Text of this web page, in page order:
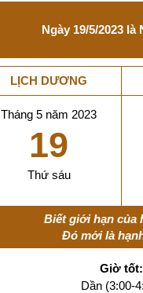
Ngày 19/5/2023 là
LỊCH DƯƠNG
Tháng 5 năm 2023
19
Thứ sáu
Biết giới hạn của
Đó mới là
Giờ tốt:
Dần (3:00-